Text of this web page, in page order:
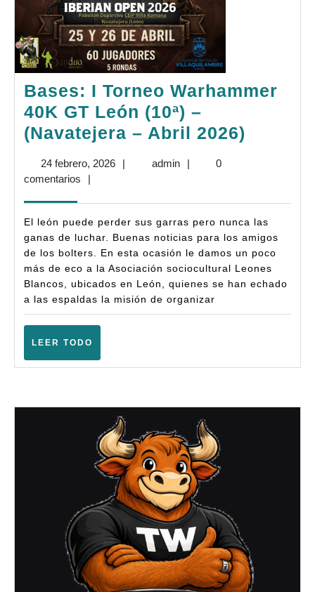
Bases: I Torneo Warhammer
40K GT León (10ª) –
(Navatejera – Abril 2026)
40K
GT
León
(10ª)
Abril
24 febrero, 202624| adminadmin
|
0
comentarios
|
El león puede perder sus garras pero nunca las
ganas de luchar. Buenas noticias para los amigos
de los bolters. En esta ocasión le damos un poco
más de eco a la Asociación sociocultural Leones
Blancos, ubicados en León, quienes se han echado
a las espaldas la misión de organizar
LEER TODO